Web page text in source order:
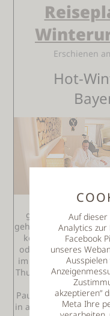
Erschienen
Hot-
geplanten
gehört
kombiniert mit
oder
im warmen mit
Thula Wellnesshotel
in den
Pauschale „Hot-
in allen Zimmern und
Auf dieser
Analytics zur
Facebook
unseres
akzeptieren“
Meta Ihre